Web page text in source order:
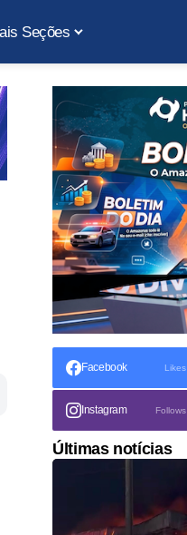
Seções
Facebook Likes
Instagram Follows
Últimas notícias